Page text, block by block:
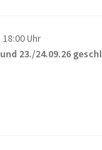
Uhr
23./24.09.26